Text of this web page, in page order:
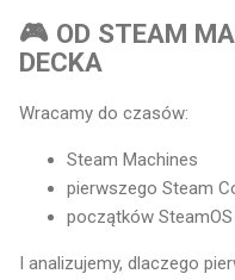
🎮 OD STEAM
DECKA
Wracamy do czasów:
Steam Machines
pierwszego Steam
początków SteamOS
I analizujemy, dlaczego